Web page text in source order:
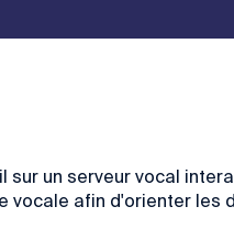
sur un serveur vocal
vocale afin d'orienter les